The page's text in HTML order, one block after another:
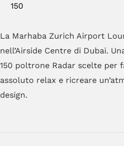
150
La Marhaba Zurich Airport
nell’Airside Centre di Dubai.
150 poltrone Radar scelte per
assoluto relax e ricreare
design.